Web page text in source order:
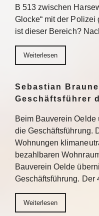
B 513 zwischen
Glocke“ mit der
ist dieser Bereich?
Weiterlesen
Sebastian
Geschäftsführer
Beim Bauverein
die Geschäftsführung.
Wohnungen
bezahlbaren
Bauverein Oelde
Geschäftsführung.
Weiterlesen